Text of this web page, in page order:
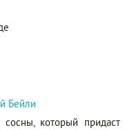
Бейли
который придаст